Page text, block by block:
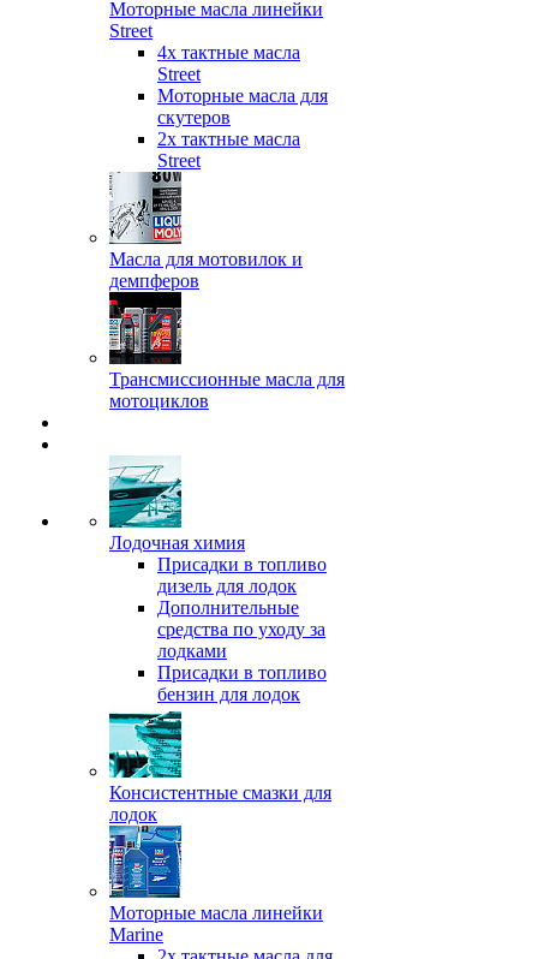
Моторные масла линейки
Street
4х тактные масла
Street
Моторные масла для
скутеров
2х тактные масла
Street
Масла для мотовилок и
демпферов
Трансмиссионные масла для
мотоциклов
Лодочная химия
Присадки в топливо
дизель для лодок
Дополнительные
средства по уходу за
лодками
Присадки в топливо
бензин для лодок
Консистентные смазки для
лодок
Моторные масла линейки
Marine